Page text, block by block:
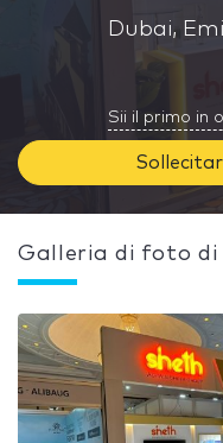
Dubai,
Sii il primo in
Galleria di foto di